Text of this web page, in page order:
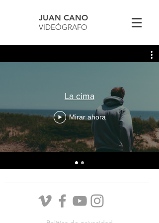
JUAN CANO
VIDEÓGRAFO
La cima
Mirar ahora